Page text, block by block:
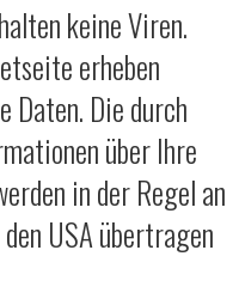
keine Viren.
erheben
Daten. Die durch
über Ihre
in der Regel an
USA übertragen